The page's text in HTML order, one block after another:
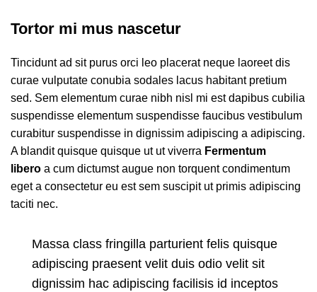
Tortor mi mus nascetur
Tincidunt ad sit purus orci leo placerat neque laoreet dis
curae vulputate conubia sodales lacus habitant pretium
sed. Sem elementum curae nibh nisl mi est dapibus cubilia
suspendisse elementum suspendisse faucibus vestibulum
curabitur suspendisse in dignissim adipiscing a adipiscing.
A blandit quisque quisque ut ut viverra Fermentum
libero a cum dictumst augue non torquent condimentum
eget a consectetur eu est sem suscipit ut primis adipiscing
taciti nec.
Massa class fringilla parturient felis quisque
adipiscing praesent velit duis odio velit sit
dignissim hac adipiscing facilisis id inceptos